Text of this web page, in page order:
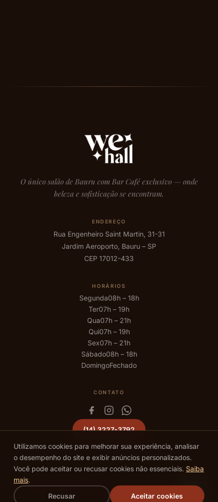
O único salão de Bauru com Bar Café exclusivo — onde
beleza e sofisticação se encontram.
ENDEREÇO
Rua Engenheiro Saint Martin, 31-31
Jardim Aeroporto, Bauru – SP
CEP 17012-433
HORÁRIOS
Segunda08h – 18h
Ter07h – 19h
Qua07h – 21h
Qui07h – 19h
Sex07h – 21h
Sábado08h – 18h
DomingoFechado
CONTATO
(14) 3227-3792
©2026We Hall Beauty · Todos os direitos reservados · Bauru – SP ·
Política de Privacidade
Utilizamos cookies para melhorar sua experiência, analisar
o desempenho do site e exibir anúncios personalizados.
Você pode aceitar ou recusar cookies não essenciais. Saiba
mais.
Recusar
Aceitar cookies